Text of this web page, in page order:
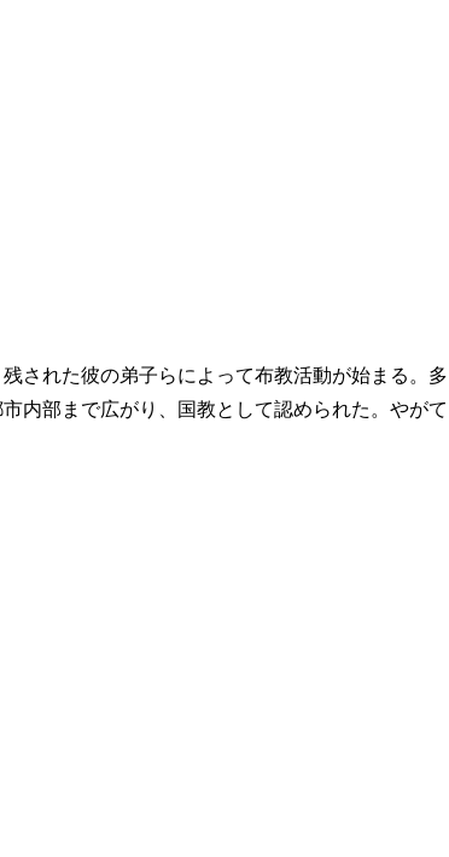
された彼の弟子らによって布教活動が始まる。多
市内部まで広がり、国教として認められた。やがて